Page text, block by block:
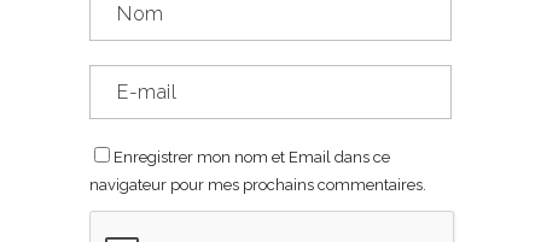
Enregistrer mon nom et Email dans ce
navigateur pour mes prochains commentaires.